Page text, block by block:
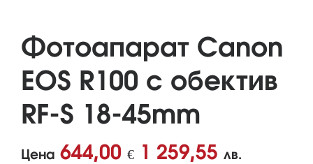
Фотоапарат Canon
EOS R100 с обектив
RF-S 18-45mm
Цена 644,00 € 1 259,55 лв.